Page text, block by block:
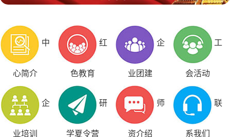
中
心简介
红
色教育
企
业团建
工
会活动
企
业培训
研
学夏令营
师
资介绍
联
系我们